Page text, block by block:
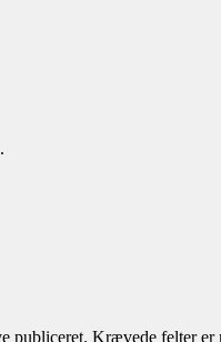
publiceret. Krævede felter er